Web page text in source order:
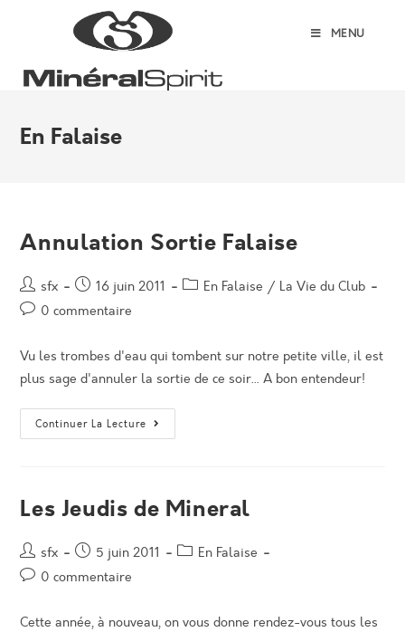
MENU
En Falaise
Annulation Sortie Falaise
Auteur/autrice
de
sfx
Post
published:
16 juin 2011
PostEn Falaise / La Vie du Club
Post0 commentaire
Vu les trombes d'eau qui tombent sur notre petite ville, il est
plus sage d'annuler la sortie de ce soir... A bon entendeur!
Continuer La Lecture Annulation
Sortie
Les Jeudis de Mineral
Auteur/autrice
de
sfx
Post
published:
5 juin 2011
PostEn Falaise
Post0 commentaire
Cette année, à nouveau, on vous donne rendez-vous tous les